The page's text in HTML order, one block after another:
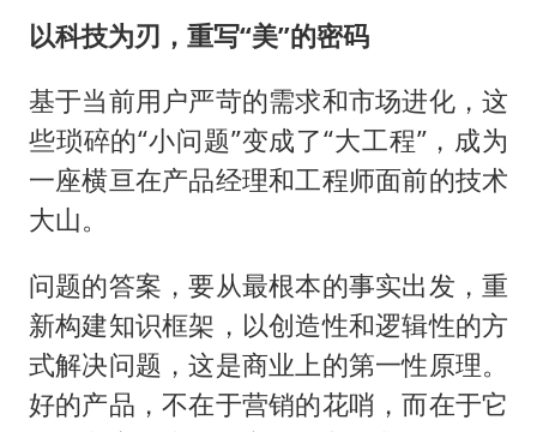
以科技为刃，重写“美”的密码
基于当前用户严苛的需求和市场进化，这
些琐碎的“小问题”变成了“大工程”，成为
一座横亘在产品经理和工程师面前的技术
大山。
问题的答案，要从最根本的事实出发，重
新构建知识框架，以创造性和逻辑性的方
式解决问题，这是商业上的第一性原理。
好的产品，不在于营销的花哨，而在于它